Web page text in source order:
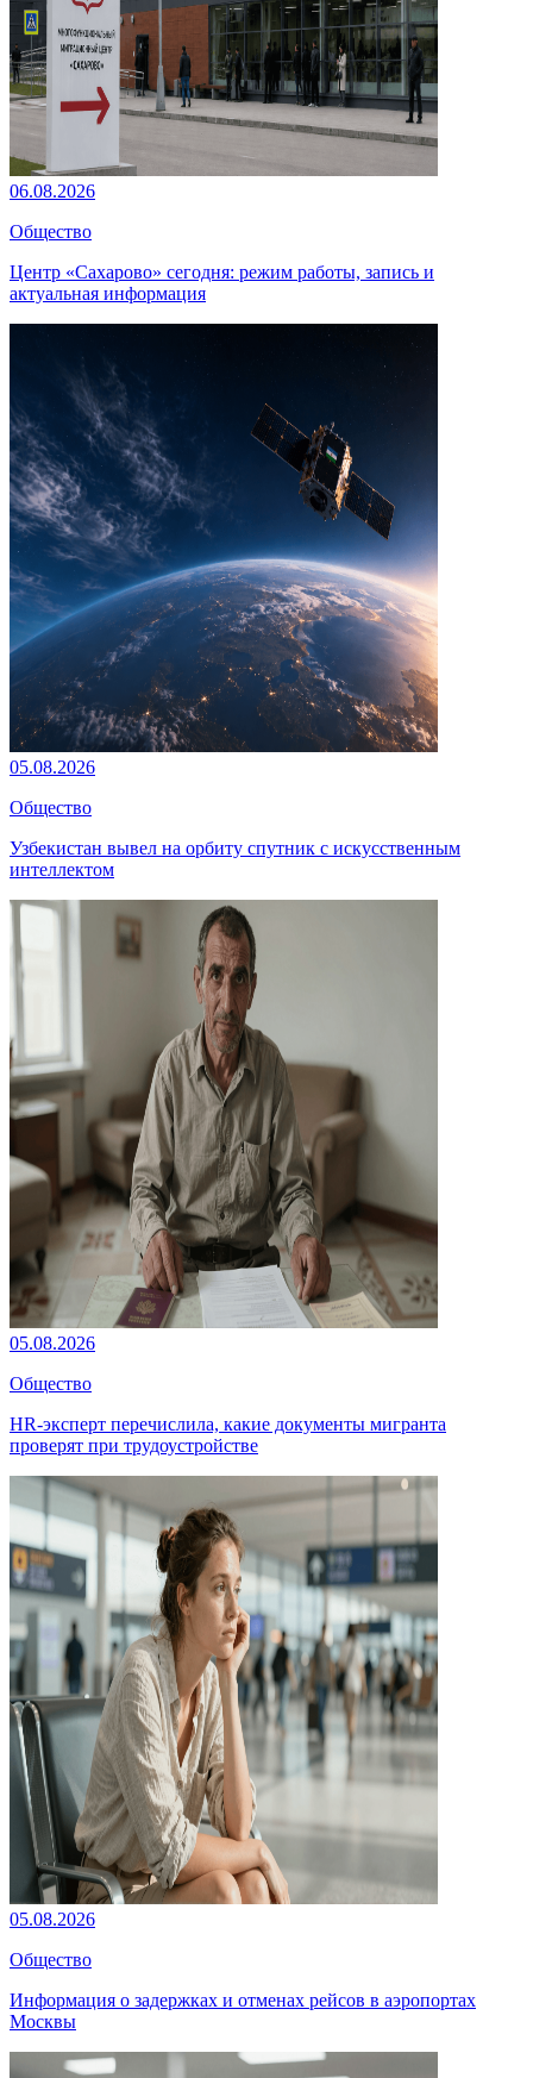
06.08.2026
Общество
Центр «Сахарово» сегодня: режим работы, запись и
актуальная информация
05.08.2026
Общество
Узбекистан вывел на орбиту спутник с искусственным
интеллектом
05.08.2026
Общество
HR-эксперт перечислила, какие документы мигранта
проверят при трудоустройстве
05.08.2026
Общество
Информация о задержках и отменах рейсов в аэропортах
Москвы